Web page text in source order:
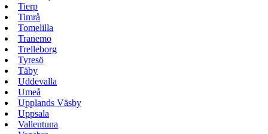
Tierp
Timrå
Tomelilla
Tranemo
Trelleborg
Tyresö
Täby
Uddevalla
Umeå
Upplands Väsby
Uppsala
Vallentuna